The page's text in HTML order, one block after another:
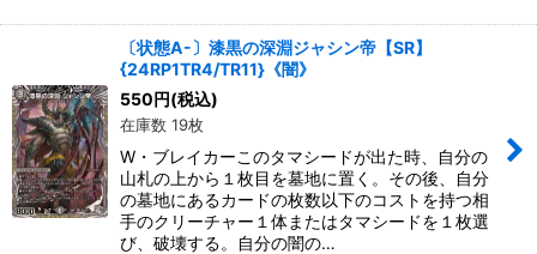
〔状態A-〕漆黒の深淵ジャシン帝【SR】
{24RP1TR4/TR11}《闇》
550円(税込)
在庫数 19枚
W・ブレイカーこのタマシードが出た時、自分の
山札の上から１枚目を墓地に置く。その後、自分
の墓地にあるカードの枚数以下のコストを持つ相
手のクリーチャー１体またはタマシードを１枚選
び、破壊する。自分の闇の…